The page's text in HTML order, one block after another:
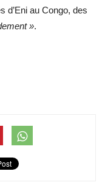
d’Eni au Congo, des
».